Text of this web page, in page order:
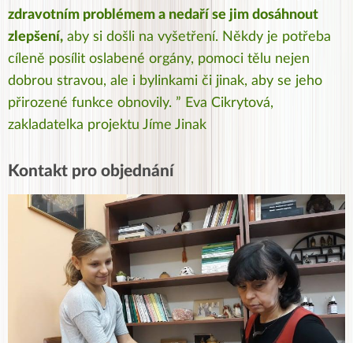
zdravotním problémem a nedaří se jim dosáhnout
zlepšení, aby si došli na vyšetření. Někdy je potřeba
cíleně posílit oslabené orgány, pomoci tělu nejen
dobrou stravou, ale i bylinkami či jinak, aby se jeho
přirozené funkce obnovily. ” Eva Cikrytová,
zakladatelka projektu Jíme Jinak
Kontakt pro objednání